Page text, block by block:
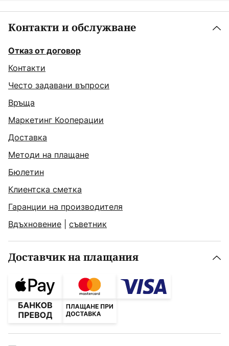
Контакти и обслужване
Отказ от договор
Контакти
Често задавани въпроси
Връща
Маркетинг Кооперации
Доставка
Методи на плащане
Бюлетин
Клиентска сметка
Гаранции на производителя
Вдъхновение
съветник
Доставчик на плащания